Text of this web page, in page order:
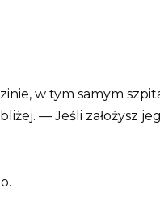
w tym samym
— Jeśli założysz